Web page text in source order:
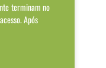
terminam no
Após